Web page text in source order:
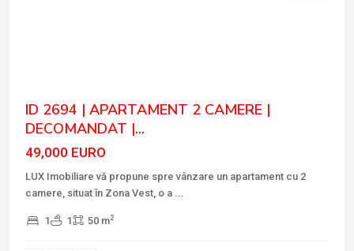
ID 2694 | APARTAMENT 2 CAMERE |
DECOMANDAT |...
49,000 EURO
LUX Imobiliare vă propune spre vânzare un apartament cu 2
camere, situat în Zona Vest, o a ...
1 1 50 m2